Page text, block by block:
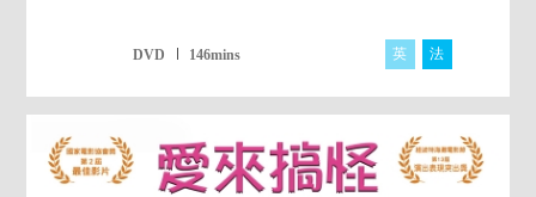
DVD 146mins 英 法